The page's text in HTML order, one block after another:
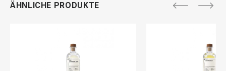
ÄHNLICHE PRODUKTE